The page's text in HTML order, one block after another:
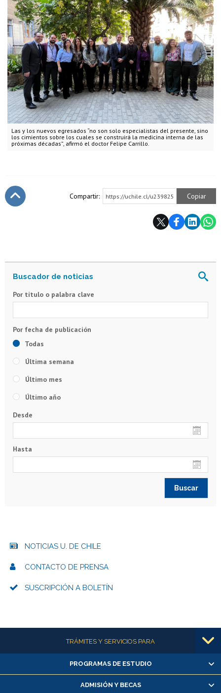
Las y los nuevos egresados “no son solo especialistas del presente, sino
los cimientos sobre los cuales se construirá la medicina interna de las
próximas décadas”, afirmó el doctor Felipe Carrillo.
Compartir: https://uchile.cl/u239825 Copiar
Por título o palabra clave
Todas
Última semana
Último mes
Último año
Desde
Hasta
NOTICIAS U. DE CHILE
CONTACTO DE PRENSA
SUSCRIPCIÓN A BOLETÍN
Más informaciónTRÁMITES Y SERVICIOS PARA
Alumnas/os y exalumnas/os
Matrícula en línea
PROGRAMAS DE ESTUDIO
ADMISIÓN Y BECAS